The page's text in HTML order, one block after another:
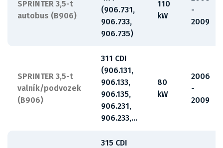
SPRINTER 3,5-t
autobus (B906)
(906.731,
906.733,
906.735)
110
kW
-
2009
SPRINTER 3,5-t
valník/podvozek
(B906)
311 CDI
(906.131,
906.133,
906.135,
906.231,
906.233,...
80
kW
2006
-
2009
315 CDI